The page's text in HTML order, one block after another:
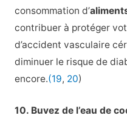
consommation d’
contribuer à protéger
d’accident vasculaire
diminuer le risque de
encore.(19, 20)
10. Buvez de l’eau de